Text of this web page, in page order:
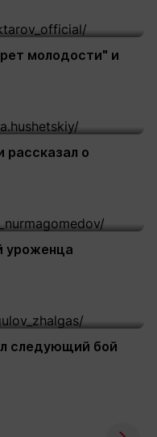
молодости" и
рассказал о
уроженца
следующий бой